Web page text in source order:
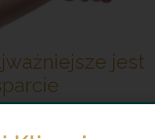
jest